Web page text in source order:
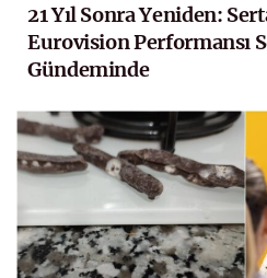
21 Yıl Sonra Yeniden:
Eurovision Performansı
Gündeminde